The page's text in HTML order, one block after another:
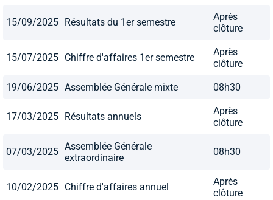
15/09/2025 Résultats du 1er semestre
Après
clôture
15/07/2025 Chiffre d'affaires 1er semestre
Après
clôture
19/06/2025 Assemblée Générale mixte 08h30
17/03/2025 Résultats annuels
Après
clôture
07/03/2025 Assemblée Générale
extraordinaire
08h30
10/02/2025 Chiffre d'affaires annuel
Après
clôture